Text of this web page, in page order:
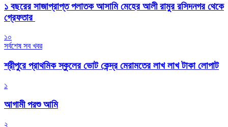
১ বছরের সাজাপ্রাপ্ত পলাতক আসামি মেহের আলী রামুর রসিদনগর থেকে
গ্রেফতার ‎
১০
সর্বশেষ সব খবর
শ্রীপুরে প্রাথমিক স্কুলের ভোট কেন্দ্র মেরামতের লাখ লাখ টাকা লোপাট
১
আগামী পরশু আমি
২